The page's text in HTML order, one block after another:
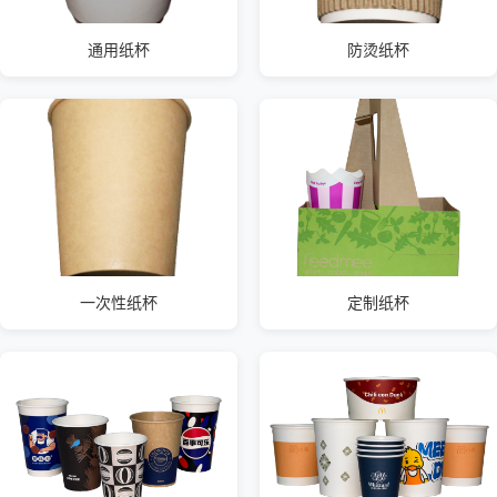
通用纸杯 防烫纸杯
一次性纸杯 定制纸杯